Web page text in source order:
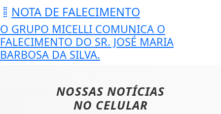
NOTA DE FALECIMENTO
O GRUPO MICELLI COMUNICA O
FALECIMENTO DO SR. JOSÉ MARIA
BARBOSA DA SILVA.
NOSSAS NOTÍCIAS
NO CELULAR